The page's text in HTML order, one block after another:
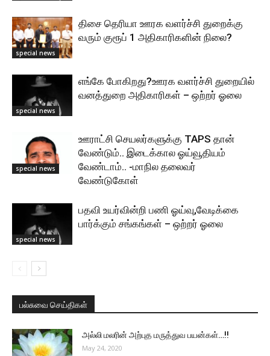
special news
திசை தெரியா ஊரக வளர்ச்சி துறைக்கு
வரும் குரூப் 1 அதிகாரிகளின் நிலை?
special news
எங்கே போகிறது?ஊரக வளர்ச்சி துறையில்
வனத்துறை அதிகாரிகள் – ஒற்றர் ஓலை
special news
ஊராட்சி செயலர்களுக்கு TAPS தான்
வேண்டும்.. இடைக்கால ஓய்வூதியம்
வேண்டாம்.. -மாநில தலைவர்
வேண்டுகோள்
special news
பதவி உயர்வின்றி பணி ஓய்வு,வேடிக்கை
பார்க்கும் சங்கங்கள் – ஒற்றர் ஓலை
பல்சுவை செய்திகள்
அல்லி மலரின் அற்புத மருத்துவ பயன்கள்…!!
May 24, 2020